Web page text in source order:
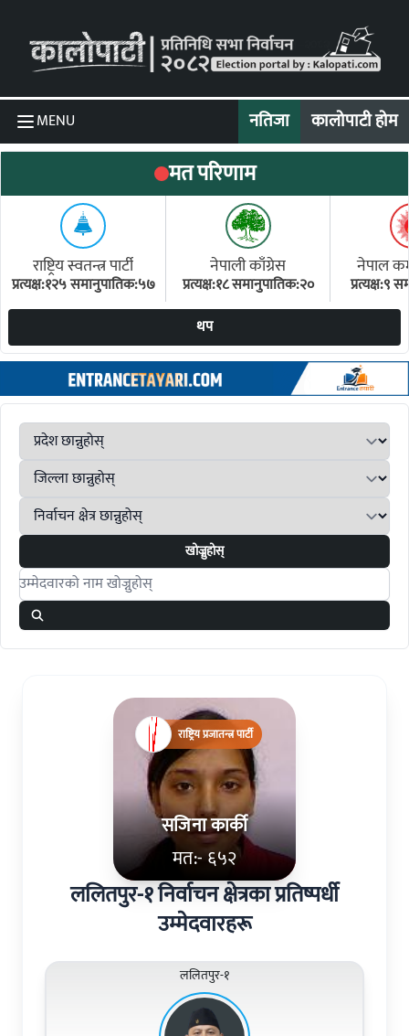
MENU नतिजा कालोपाटी होम
मत परिणाम
राष्ट्रिय स्वतन्त्र पार्टी
प्रत्यक्ष:१२५ समानुपातिक:५७
नेपाली काँग्रेस
प्रत्यक्ष:१८ समानुपातिक:२०
नेपाल
प्रत्यक्ष:९
थप
खोज्नुहोस्
Search candidates
सजिना कार्की
मत:- ६५२
राष्ट्रिय प्रजातन्त्र पार्टी
ललितपुर-१ निर्वाचन क्षेत्रका प्रतिष्पर्धी
उम्मेदवारहरू
ललितपुर-१